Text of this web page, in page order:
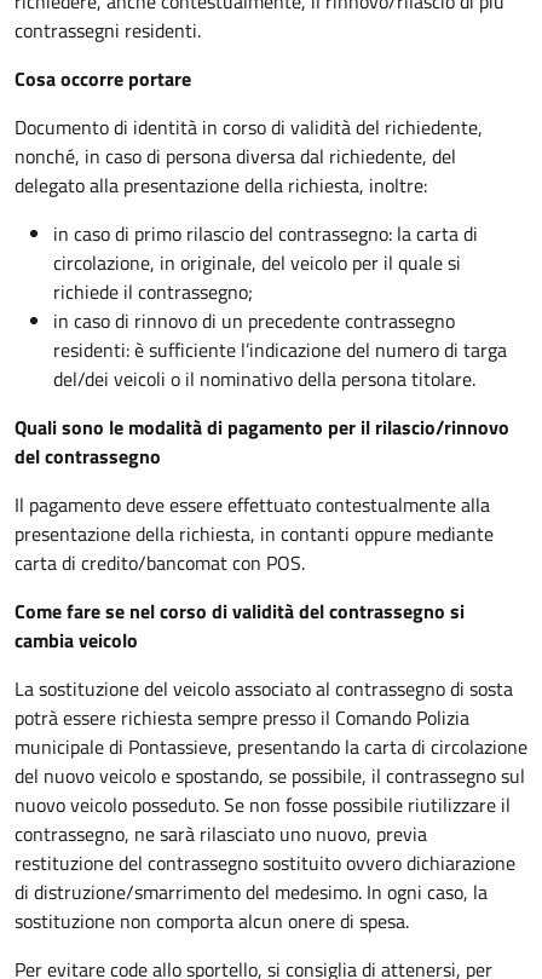
contrassegni residenti.
Cosa occorre portare
Documento di identità in corso di validità del richiedente,
nonché, in caso di persona diversa dal richiedente, del
delegato alla presentazione della richiesta, inoltre:
in caso di primo rilascio del contrassegno: la carta di
circolazione, in originale, del veicolo per il quale si
richiede il contrassegno;
in caso di rinnovo di un precedente contrassegno
residenti: è sufficiente l’indicazione del numero di targa
del/dei veicoli o il nominativo della persona titolare.
Quali sono le modalità di pagamento per il rilascio/rinnovo
del contrassegno
Il pagamento deve essere effettuato contestualmente alla
presentazione della richiesta, in contanti oppure mediante
carta di credito/bancomat con POS.
Come fare se nel corso di validità del contrassegno si
cambia veicolo
La sostituzione del veicolo associato al contrassegno di sosta
potrà essere richiesta sempre presso il Comando Polizia
municipale di Pontassieve, presentando la carta di circolazione
del nuovo veicolo e spostando, se possibile, il contrassegno sul
nuovo veicolo posseduto. Se non fosse possibile riutilizzare il
contrassegno, ne sarà rilasciato uno nuovo, previa
restituzione del contrassegno sostituito ovvero dichiarazione
di distruzione/smarrimento del medesimo. In ogni caso, la
sostituzione non comporta alcun onere di spesa.
Per evitare code allo sportello, si consiglia di attenersi, per